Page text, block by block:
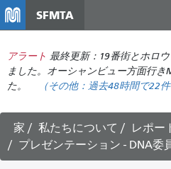
コ
ン
テ
ン
ツ
に
移
SFMTA
アラート 最終更新：19番街とホロ
ました。オーシャンビュー方面行き
た。
（その他： 過去48時間で22件
家 私たちについて
レポー
プレゼンテーション - DNA委